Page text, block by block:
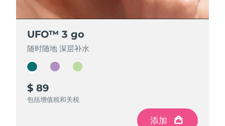
UFO™ 3 go
随时随地 深层补水
$ 89
包括增值税和关税
添加
UFO™ 3 go
随时随地 深层补水
$ 79
包括增值税和关税
添加
UFO™ 3 go
随时随地 深层补水
$ 69
包括增值税和关税
添加
南非 预计送达日期2026/8/17
韩国
西班牙
瑞典
预计送达日期 2026/8/9